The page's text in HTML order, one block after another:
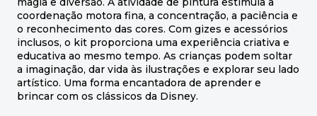
coordenação motora fina, a concentração, a paciência e
o reconhecimento das cores. Com gizes e acessórios
inclusos, o kit proporciona uma experiência criativa e
educativa ao mesmo tempo. As crianças podem soltar
a imaginação, dar vida às ilustrações e explorar seu lado
artístico. Uma forma encantadora de aprender e
brincar com os clássicos da Disney.